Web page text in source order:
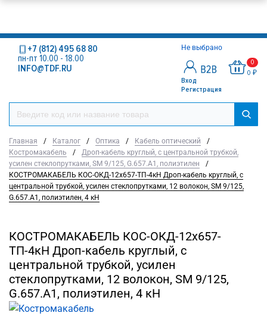
Не выбрано
Вход
Регистрация
0
0 ₽
+7 (812) 495 68 80
пн-пт 10.00 - 18.00
INFO@TDF.RU
Главная / Каталог / Оптика / Кабель оптический
/
Костромакабель
/
Дроп-кабель круглый, с центральной трубкой,
усилен стеклопрутками, SM 9/125, G.657.A1, полиэтилен
/
КОСТРОМАКАБЕЛЬ КОС-ОКД-12х657-ТП-4кН Дроп-кабель круглый, с
центральной трубкой, усилен стеклопрутками, 12 волокон, SM 9/125,
G.657.A1, полиэтилен, 4 кН
КОСТРОМАКАБЕЛЬ КОС-ОКД-12х657-
ТП-4кН Дроп-кабель круглый, с
центральной трубкой, усилен
стеклопрутками, 12 волокон, SM 9/125,
G.657.A1, полиэтилен, 4 кН